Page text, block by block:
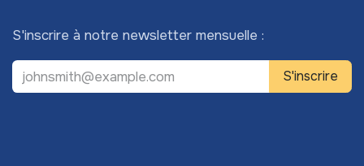
S'inscrire à notre newsletter mensuelle :
S'inscrire